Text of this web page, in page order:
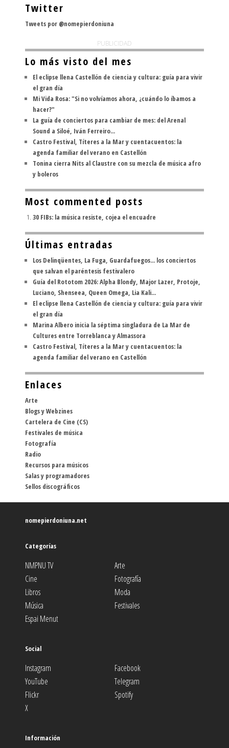
Twitter
Tweets por @nomepierdoniuna
PUBLICIDAD
Lo más visto del mes
El eclipse llena Castellón de ciencia y cultura: guía para vivir
el gran día
Mi Vida Rosa: "Si no volvíamos ahora, ¿cuándo lo íbamos a
hacer?"
La guía de conciertos para cambiar de mes: del Arenal
Sound a Siloé, Iván Ferreiro...
Castro Festival, Títeres a la Mar y cuentacuentos: la
agenda familiar del verano en Castellón
Tonina cierra Nits al Claustre con su mezcla de música afro
y boleros
Most commented posts
30 FIBs: la música resiste, cojea el encuadre
Últimas entradas
Los Delinqüentes, La Fuga, Guardafuegos... los conciertos
que salvan el paréntesis festivalero
Guía del Rototom 2026: Alpha Blondy, Major Lazer, Protoje,
Luciano, Shenseea, Queen Omega, Lia Kali...
El eclipse llena Castellón de ciencia y cultura: guía para vivir
el gran día
Marina Albero inicia la séptima singladura de La Mar de
Cultures entre Torreblanca y Almassora
Castro Festival, Títeres a la Mar y cuentacuentos: la
agenda familiar del verano en Castellón
Enlaces
Arte
Blogs y Webzines
Cartelera de Cine (CS)
Festivales de música
Fotografía
Radio
Recursos para músicos
Salas y programadores
Sellos discográficos
nomepierdoniuna.net
Categorías
NMPNU TV
Arte
Cine
Fotografía
Libros
Moda
Música
Festivales
Espai Menut
Social
Instagram
Facebook
YouTube
Telegram
Flickr
Spotify
X
Información